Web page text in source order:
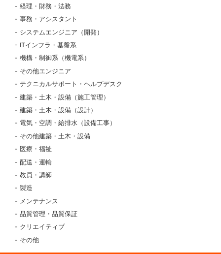
経理・財務・法務
事務・アシスタント
システムエンジニア（開発）
ITインフラ・基盤系
機構・制御系（機電系）
その他エンジニア
テクニカルサポート・ヘルプデスク
建築・土木・設備（施工管理）
建築・土木・設備（設計）
電気・空調・給排水（設備工事）
その他建築・土木・設備
医療・福祉
配送・運輸
教員・講師
製造
メンテナンス
品質管理・品質保証
クリエイティブ
その他